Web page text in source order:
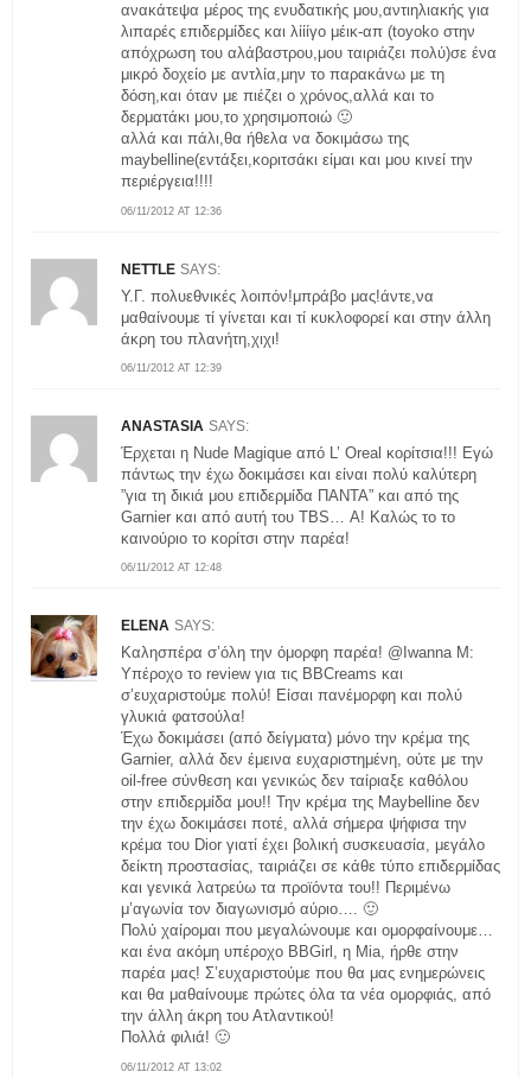
06/11/2012 AT 12:36
ανακάτεψα μέρος της ενυδατικής μου,αντιηλιακής για
λιπαρές επιδερμίδες και λίίίγο μέικ-απ (toyoko στην
απόχρωση του αλάβαστρου,μου ταιριάζει πολύ)σε ένα
μικρό δοχείο με αντλία,μην το παρακάνω με τη
δόση,και όταν με πιέζει ο χρόνος,αλλά και το
δερματάκι μου,το χρησιμοποιώ 🙂
αλλά και πάλι,θα ήθελα να δοκιμάσω της
maybelline(εντάξει,κοριτσάκι είμαι και μου κινεί την
περιέργεια!!!!
NETTLE SAYS:
06/11/2012 AT 12:39
Υ.Γ. πολυεθνικές λοιπόν!μπράβο μας!άντε,να
μαθαίνουμε τί γίνεται και τί κυκλοφορεί και στην άλλη
άκρη του πλανήτη,χιχι!
ANASTASIA SAYS:
06/11/2012 AT 12:48
Έρχεται η Nude Magique από L’ Oreal κορίτσια!!! Εγώ
πάντως την έχω δοκιμάσει και είναι πολύ καλύτερη
”για τη δικιά μου επιδερμίδα ΠΑΝΤΑ” και από της
Garnier και από αυτή του TBS… Α! Καλώς το το
καινούριο το κορίτσι στην παρέα!
ELENA SAYS:
06/11/2012 AT 13:02
Καλησπέρα σ’όλη την όμορφη παρέα! @Iwanna M:
Υπέροχο το review για τις BBCreams και
σ’ευχαριστούμε πολύ! Είσαι πανέμορφη και πολύ
γλυκιά φατσούλα!
Έχω δοκιμάσει (από δείγματα) μόνο την κρέμα της
Garnier, αλλά δεν έμεινα ευχαριστημένη, ούτε με την
oil-free σύνθεση και γενικώς δεν ταίριαξε καθόλου
στην επιδερμίδα μου!! Την κρέμα της Maybelline δεν
την έχω δοκιμάσει ποτέ, αλλά σήμερα ψήφισα την
κρέμα του Dior γιατί έχει βολική συσκευασία, μεγάλο
δείκτη προστασίας, ταιριάζει σε κάθε τύπο επιδερμίδας
και γενικά λατρεύω τα προϊόντα του!! Περιμένω
μ’αγωνία τον διαγωνισμό αύριο…. 🙂
Πολύ χαίρομαι που μεγαλώνουμε και ομορφαίνουμε…
και ένα ακόμη υπέροχο BBGirl, η Mia, ήρθε στην
παρέα μας! Σ’ευχαριστούμε που θα μας ενημερώνεις
και θα μαθαίνουμε πρώτες όλα τα νέα ομορφιάς, από
την άλλη άκρη του Ατλαντικού!
Πολλά φιλιά! 🙂